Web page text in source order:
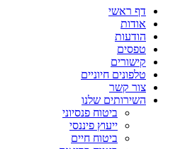
דף ראשי
אודות
הודעות
טפסים
קישורים
טלפונים חיוניים
צור קשר
השירותים שלנו
ביטוח פנסיוני
ייעוץ פיננסי
ביטוח חיים